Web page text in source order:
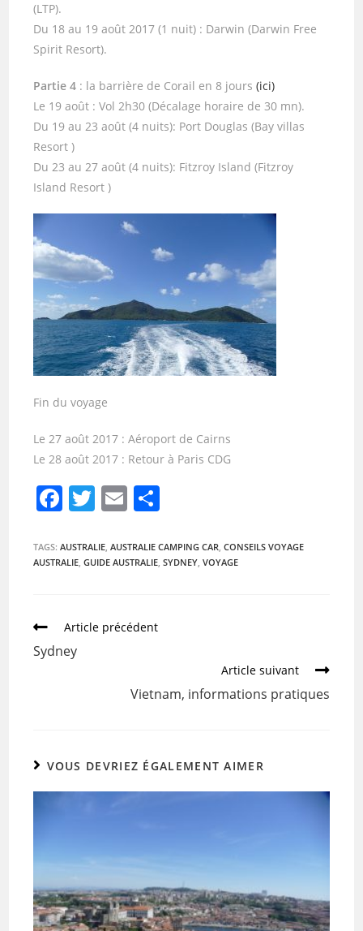
(LTP).
Du 18 au 19 août 2017 (1 nuit) : Darwin (Darwin Free
Spirit Resort).
Partie 4 : la barrière de Corail en 8 jours(ici)
Le 19 août : Vol 2h30 (Décalage horaire de 30 mn).
Du 19 au 23 août (4 nuits): Port Douglas (Bay villas
Resort )
Du 23 au 27 août (4 nuits): Fitzroy Island (Fitzroy
Island Resort )
Fin du voyage
Le 27 août 2017 : Aéroport de Cairns
Le 28 août 2017 : Retour à Paris CDG
F
c
e
o
o
T
itt
er
E
ai
l
ta
g
TAGS:AUSTRALIE, AUSTRALIE CAMPING CAR, CONSEILS VOYAGE
AUSTRALIE, GUIDE AUSTRALIE, SYDNEY, VOYAGE
Article précédent
Sydney
Article suivant
Vietnam, informations pratiques
VOUS DEVRIEZ ÉGALEMENT AIMER